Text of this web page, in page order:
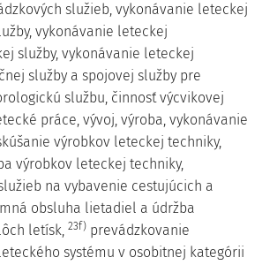
služieb, vykonávanie leteckej
vykonávanie leteckej
služby, vykonávanie leteckej
služby a spojovej služby pre
službu, činnosť výcvikovej
práce, vývoj, výroba, vykonávanie
výrobkov leteckej techniky,
výrobkov leteckej techniky,
na vybavenie cestujúcich a
obsluha lietadiel a údržba
letísk, 23f) prevádzkovanie
systému v osobitnej kategórii